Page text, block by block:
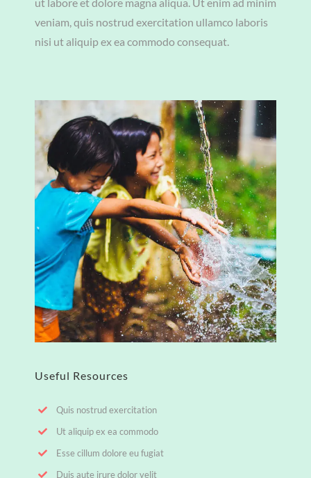
veniam, quis nostrud exercitation ullamco laboris
nisi ut aliquip ex ea commodo consequat.
Useful Resources
Quis nostrud exercitation
Ut aliquip ex ea commodo
Esse cillum dolore eu fugiat
Duis aute irure dolor velit